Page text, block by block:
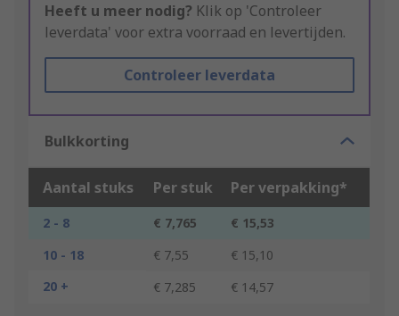
Heeft u meer nodig? Klik op 'Controleer
leverdata' voor extra voorraad en levertijden.
Controleer leverdata
Bulkkorting
Aantal stuks Per stuk Per verpakking*
2 - 8 € 7,765
€ 15,53
10 - 18
€ 7,55
€ 15,10
20 +
€ 7,285 € 14,57